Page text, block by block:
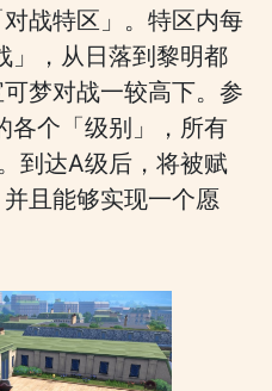
战特区」。特区内每
」，从日落到黎明都
梦对战一较高下。参
各个「级别」，所有
到达A级后，将被赋
且能够实现一个愿